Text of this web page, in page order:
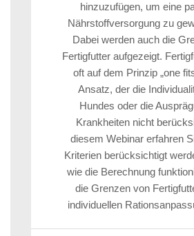
hinzuzufügen, um eine
Nährstoffversorgung zu
Dabei werden auch die
Fertigfutter aufgezeigt.
oft auf dem Prinzip „one
Ansatz, der die
Hundes oder die
Krankheiten nicht
diesem Webinar erfahren
Kriterien berücksichtigt
wie die Berechnung
die Grenzen von
individuellen